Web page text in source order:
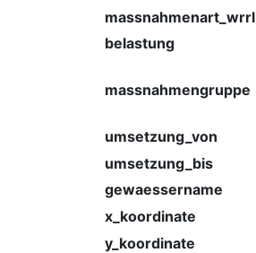
massnahmenart_wrrl
belastung
massnahmengruppe
umsetzung_von
umsetzung_bis
gewaessername
x_koordinate
y_koordinate